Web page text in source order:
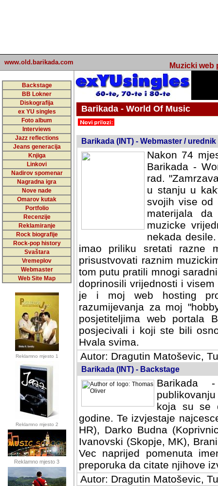
www.old.barikada.com Muzicki web
Backstage
BB Lokner
Diskografija
ex YU singles
Foto album
Interviews
Jazz reflections
Jeans generacija
Knjiga
Linkovi
Nadirov spomenar
Nagradna igra
Nove nade
Omarov kutak
Portfolio
Recenzije
Reklamiranje
Rock biografije
Rock-pop history
Svaštara
Vremeplov
Webmaster
Web Site Map
Reklamno mjesto 1
Reklamno mjesto 2
Reklamno mjesto 3
Barikada - World Of Music
Barikada (INT) - Webmaster / urednik
Nakon 74
Barikada -
rad.
u stanju u
svojih vise od
materijala
muzicke
nekada
imao priliku sretati razne
prisustvovati raznim
tom putu pratili mnogi
doprinosili vrijednosti i
je i moj web hosting
razumijevanja za moj
posjetiteljima web portala
posjecivali i koji ste bili
Hvala svima.
Autor: Dragutin Matoševic,
Barikada (INT) - Backstage
Barikada
koja su se
godine. Te izvjestaje
HR), Darko Budna
Ivanovski (Skopje, MK),
Vec naprijed pomenuta
preporuka da citate njihove
Autor: Dragutin Matoševic,